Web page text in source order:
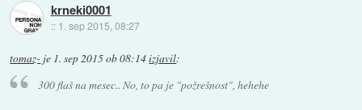
krneki0001
:: 1. sep 2015, 08:27
tomaz- je 1. sep 2015 ob 08:14izjavil:
300 flaš na mesec.. No, to pa je "požrešnost", hehehe